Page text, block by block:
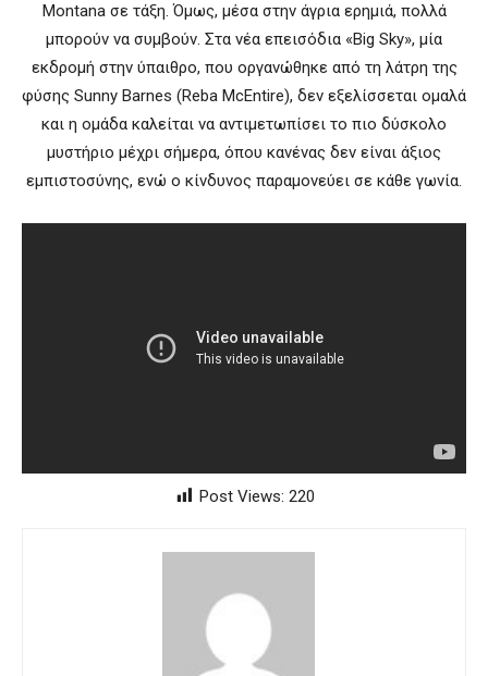
Montana σε τάξη. Όμως, μέσα στην άγρια ερημιά, πολλά
μπορούν να συμβούν. Στα νέα επεισόδια «Big Sky», μία
εκδρομή στην ύπαιθρο, που οργανώθηκε από τη λάτρη της
φύσης Sunny Barnes (Reba McEntire), δεν εξελίσσεται ομαλά
και η ομάδα καλείται να αντιμετωπίσει το πιο δύσκολο
μυστήριο μέχρι σήμερα, όπου κανένας δεν είναι άξιος
εμπιστοσύνης, ενώ ο κίνδυνος παραμονεύει σε κάθε γωνία.
Post Views: 220